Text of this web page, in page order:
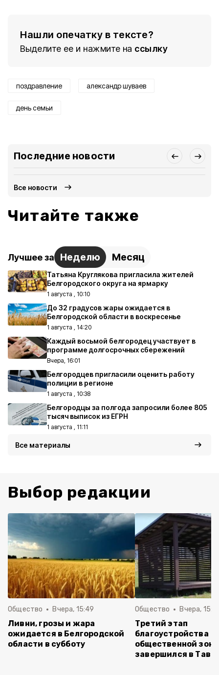
Нашли опечатку в тексте?
Выделите ее и нажмите на ссылку
поздравление александр шуваев
день семьи
Последние новости
Все новости
Читайте также
Лучшее за Неделю Месяц
Татьяна Круглякова пригласила жителей
Белгородского округа на ярмарку
1 августа , 10:10
До 32 градусов жары ожидается в
Белгородской области в воскресенье
1 августа , 14:20
Каждый восьмой белгородец участвует в
программе долгосрочных сбережений
Вчера, 16:01
Белгородцев пригласили оценить работу
полиции в регионе
1 августа , 10:38
Белгородцы за полгода запросили более 805
тысяч выписок из ЕГРН
1 августа , 11:11
Все материалы
Выбор редакции
Общество Вчера, 15:49
Ливни, грозы и жара
ожидается в Белгородской
области в субботу
Общество Вчера,
Третий этап
благоустройства
общественной
завершился в